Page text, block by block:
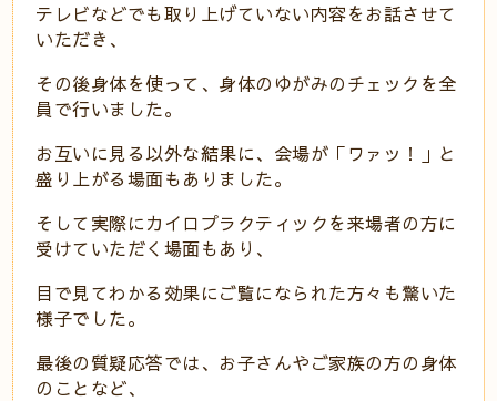
テレビなどでも取り上げていない内容をお話させて
いただき、
その後身体を使って、身体のゆがみのチェックを全
員で行いました。
お互いに見る以外な結果に、会場が「ワァッ！」と
盛り上がる場面もありました。
そして実際にカイロプラクティックを来場者の方に
受けていただく場面もあり、
目で見てわかる効果にご覧になられた方々も驚いた
様子でした。
最後の質疑応答では、お子さんやご家族の方の身体
のことなど、